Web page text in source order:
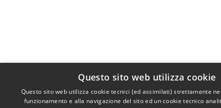
Questo sito web utilizza cookie
Questo sito web utilizza cookie tecnici (ed assimilati) strettamente
funzionamento e alla navigazione del sito ed un cookie tecnico